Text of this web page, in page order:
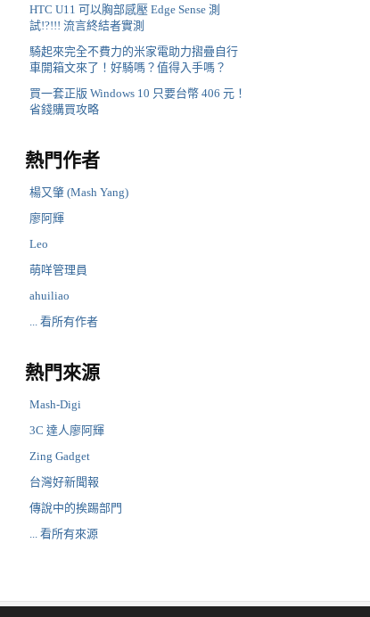
HTC U11 可以胸部感壓 Edge Sense 測
試!?!!! 流言終結者實測
騎起來完全不費力的米家電助力摺疊自行
車開箱文來了！好騎嗎？值得入手嗎？
買一套正版 Windows 10 只要台幣 406 元！
省錢購買攻略
熱門作者
楊又肇 (Mash Yang)
廖阿輝
Leo
萌咩管理員
ahuiliao
... 看所有作者
熱門來源
Mash-Digi
3C 達人廖阿輝
Zing Gadget
台灣好新聞報
傳說中的挨踢部門
... 看所有來源